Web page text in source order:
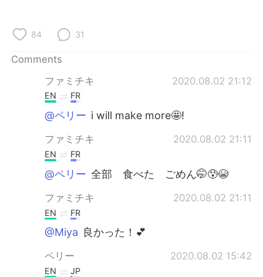
84 31
Comments
ファミチキ
2020.08.02 21:12
EN FR
@ペリー i will make more🤩!
ファミチキ 2020.08.02 21:11
EN FR
@ペリー 全部 食べた ごめん🤭😰😭
ファミチキ 2020.08.02 21:11
EN FR
@Miya 良かった！💕
ペリー 2020.08.02 15:42
EN JP